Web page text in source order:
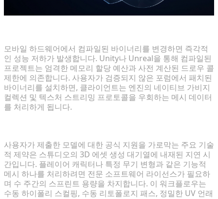
모바일 하드웨어에서 컴파일된 바이너리를 변경하면 즉각적
인 성능 저하가 발생합니다. Unity나 Unreal을 통해 컴파일된
프로젝트는 엄격한 메모리 할당 예산과 사전 계산된 드로우 콜
제한에 의존합니다. 사용자가 검증되지 않은 포럼에서 패치된
바이너리를 설치하면, 클라이언트는 엔진의 네이티브 가비지
컬렉션 및 텍스처 스트리밍 프로토콜을 우회하는 메시 데이터
를 처리하게 됩니다.
사용자가 제출한 모델에 대한 공식 지원을 가로막는 주요 기술
적 제약은 스튜디오의 3D 에셋 생성 대기열에 내재된 지연 시
간입니다. 플레이어 캐릭터나 특정 무기 변형과 같은 기능적
메시 하나를 처리하려면 전문 소프트웨어 라이선스가 필요하
며 수 주간의 스프린트 용량을 차지합니다. 이 워크플로우는
수동 하이폴리 스컬핑, 수동 리토폴로지 패스, 정밀한 UV 언래